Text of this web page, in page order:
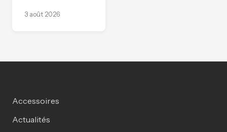
3 août 2026
Accessoires
Actualités